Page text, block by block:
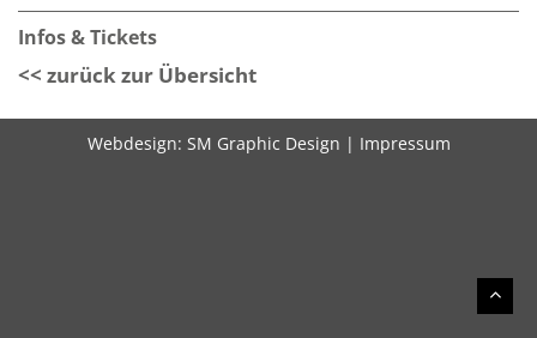
Infos & Tickets
<< zurück zur Übersicht
Webdesign: SM Graphic Design | Impressum